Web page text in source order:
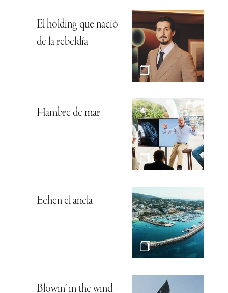
El holding que nació
de la rebeldía
Hambre de mar
Echen el ancla
Blowin’ in the wind